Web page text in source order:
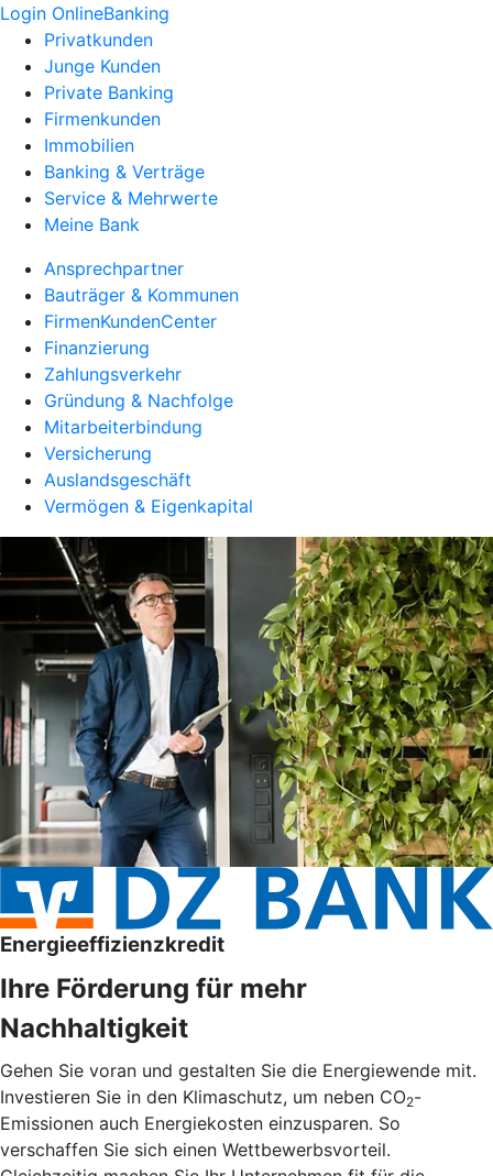
Login OnlineBanking
Privatkunden
Junge Kunden
Private Banking
Firmenkunden
Immobilien
Banking & Verträge
Service & Mehrwerte
Meine Bank
Ansprechpartner
Bauträger & Kommunen
FirmenKundenCenter
Finanzierung
Zahlungsverkehr
Gründung & Nachfolge
Mitarbeiterbindung
Versicherung
Auslandsgeschäft
Vermögen & Eigenkapital
Energieeffizienzkredit
Ihre Förderung für mehr
Nachhaltigkeit
Gehen Sie voran und gestalten Sie die Energiewende mit.
Investieren Sie in den Klimaschutz, um neben CO2-
Emissionen auch Energiekosten einzusparen. So
verschaffen Sie sich einen Wettbewerbsvorteil.